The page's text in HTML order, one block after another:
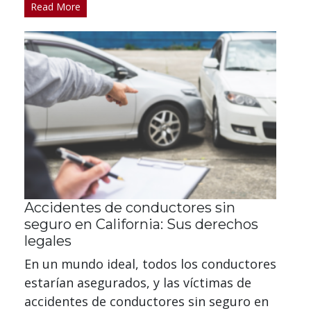
Read More
Accidentes de conductores sin
seguro en California: Sus derechos
legales
En un mundo ideal, todos los conductores
estarían asegurados, y las víctimas de
accidentes de conductores sin seguro en